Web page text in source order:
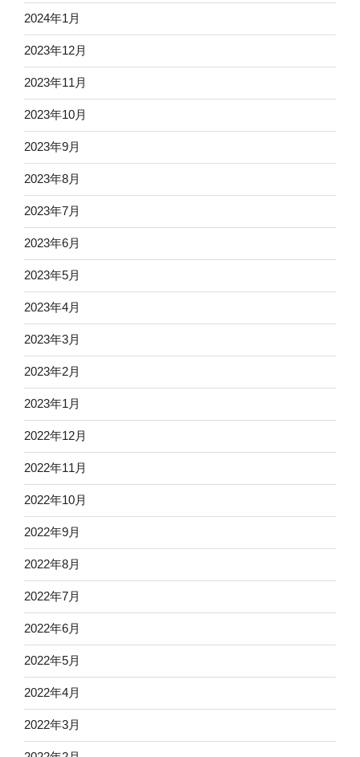
2024年1月
2023年12月
2023年11月
2023年10月
2023年9月
2023年8月
2023年7月
2023年6月
2023年5月
2023年4月
2023年3月
2023年2月
2023年1月
2022年12月
2022年11月
2022年10月
2022年9月
2022年8月
2022年7月
2022年6月
2022年5月
2022年4月
2022年3月